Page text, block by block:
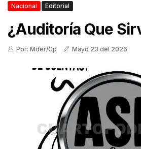
Nacional Editorial
¿Auditoría Que
Por: Mder/Cp Mayo 23 del 2026